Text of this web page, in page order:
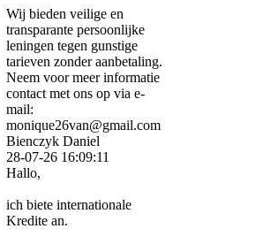
Wij bieden veilige en
transparante persoonlijke
leningen tegen gunstige
tarieven zonder aanbetaling.
Neem voor meer informatie
contact met ons op via e-
mail:
monique26van@gmail.com
Bienczyk Daniel
28-07-26 16:09:11
Hallo,
ich biete internationale
Kredite an.